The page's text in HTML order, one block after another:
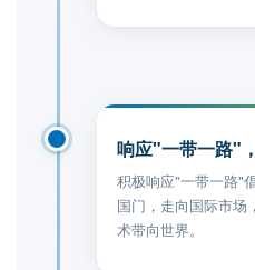
2020
响应"一带一路"
积极响应"一带一路"
国门，走向国际市场
术带向世界。